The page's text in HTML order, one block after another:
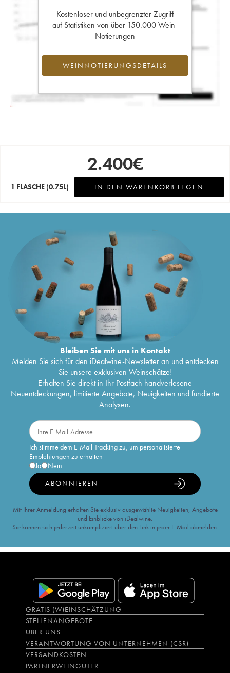
Kostenloser und unbegrenzter Zugriff
auf Statistiken von über 150.000 Wein-
Notierungen
WEINNOTIERUNGSDETAILS
2.400€
1 FLASCHE (0.75L) IN DEN WARENKORB LEGEN
Bleiben Sie mit uns in Kontakt
Melden Sie sich für den iDealwine-Newsletter an und entdecken
Sie unsere exklusiven Weinschätze!
Erhalten Sie direkt in Ihr Postfach handverlesene
Neuentdeckungen, limitierte Angebote, Neuigkeiten und fundierte
Analysen.
Ich stimme dem E-Mail-Tracking zu, um personalisierte
Empfehlungen zu erhalten
Ja
Nein
ABONNIEREN
Mit Ihrer Anmeldung erhalten Sie exklusiv ausgewählte Neuigkeiten, Angebote
und Einblicke von iDealwine.
Sie können sich jederzeit unkompliziert über den Link in jeder E-Mail abmelden.
GRATIS (W)EINSCHÄTZUNG
STELLENANGEBOTE
ÜBER UNS
VERANTWORTUNG VON UNTERNEHMEN (CSR)
VERSANDKOSTEN
PARTNERWEINGÜTER